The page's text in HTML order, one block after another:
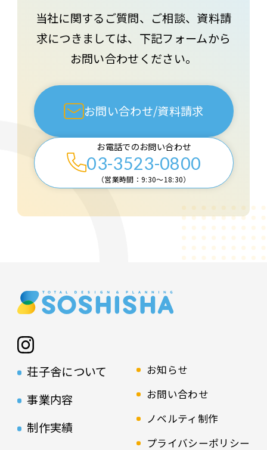
当社に関するご質問、ご相談、資料請
求につきましては、下記フォームから
お問い合わせください。
お問い合わせ/資料請求
お電話でのお問い合わせ
03-3523-0800
（営業時間：9:30〜18:30）
荘子舎について
事業内容
制作実績
お知らせ
お問い合わせ
ノベルティ制作
プライバシーポリシー